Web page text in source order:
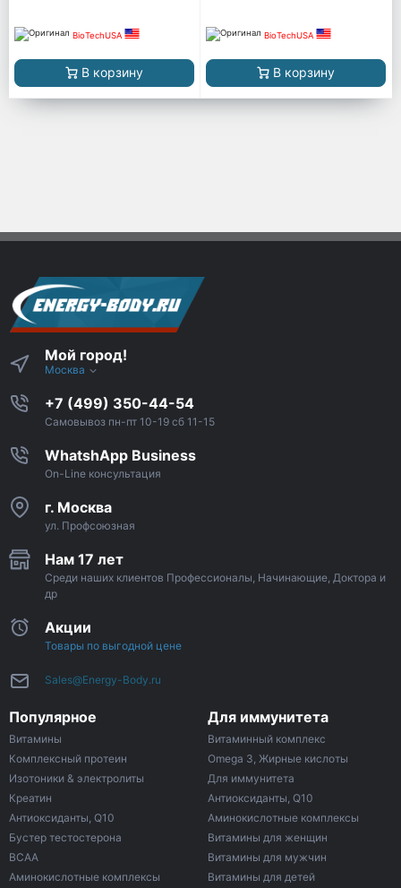
BioTechUSA
В корзину
BioTechUSA
В корзину
Мой город!
Москва
+7 (499) 350-44-54
Самовывоз пн-пт 10-19 сб 11-15
WhatshApp Business
On-Line консультация
г. Москва
ул. Профсоюзная
Нам 17 лет
Среди наших клиентов Профессионалы, Начинающие, Доктора и
др
Акции
Товары по выгодной цене
Sales@Energy-Body.ru
Популярное
Витамины
Комплексный протеин
Изотоники & электролиты
Креатин
Антиоксиданты, Q10
Бустер тестостерона
ВСАА
Аминокислотные комплексы
Для иммунитета
Витаминный комплекс
Omega 3, Жирные кислоты
Для иммунитета
Антиоксиданты, Q10
Аминокислотные комплексы
Витамины для женщин
Витамины для мужчин
Витамины для детей